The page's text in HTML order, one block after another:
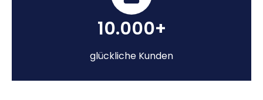
10.000+
glückliche Kunden